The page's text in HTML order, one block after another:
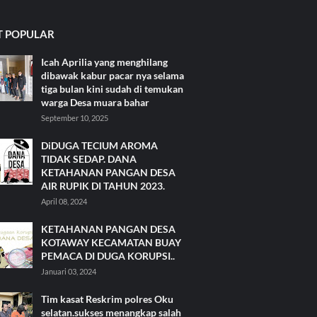
POPULAR
Icah Aprilia yang menghilang
dibawak kabur pacar nya selama
tiga bulan kini sudah di temukan
warga Desa muara bahar
September 10, 2025
DiDUGA TECIUM AROMA
TIDAK SEDAP. DANA
KETAHANAN PANGAN DESA
AIR RUPIK DI TAHUN 2023.
April 08, 2024
KETAHANAN PANGAN DESA
KOTAWAY KECAMATAN BUAY
PEMACA DI DUGA KORUPSI..
Januari 03, 2024
Tim kasat Reskrim polres Oku
selatan.sukses menangkap salah